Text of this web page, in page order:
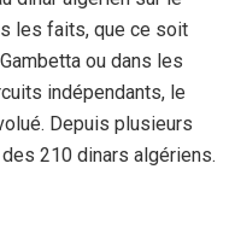
les faits, que ce soit
ou dans les
indépendants, le
Depuis plusieurs
des 210 dinars algériens.